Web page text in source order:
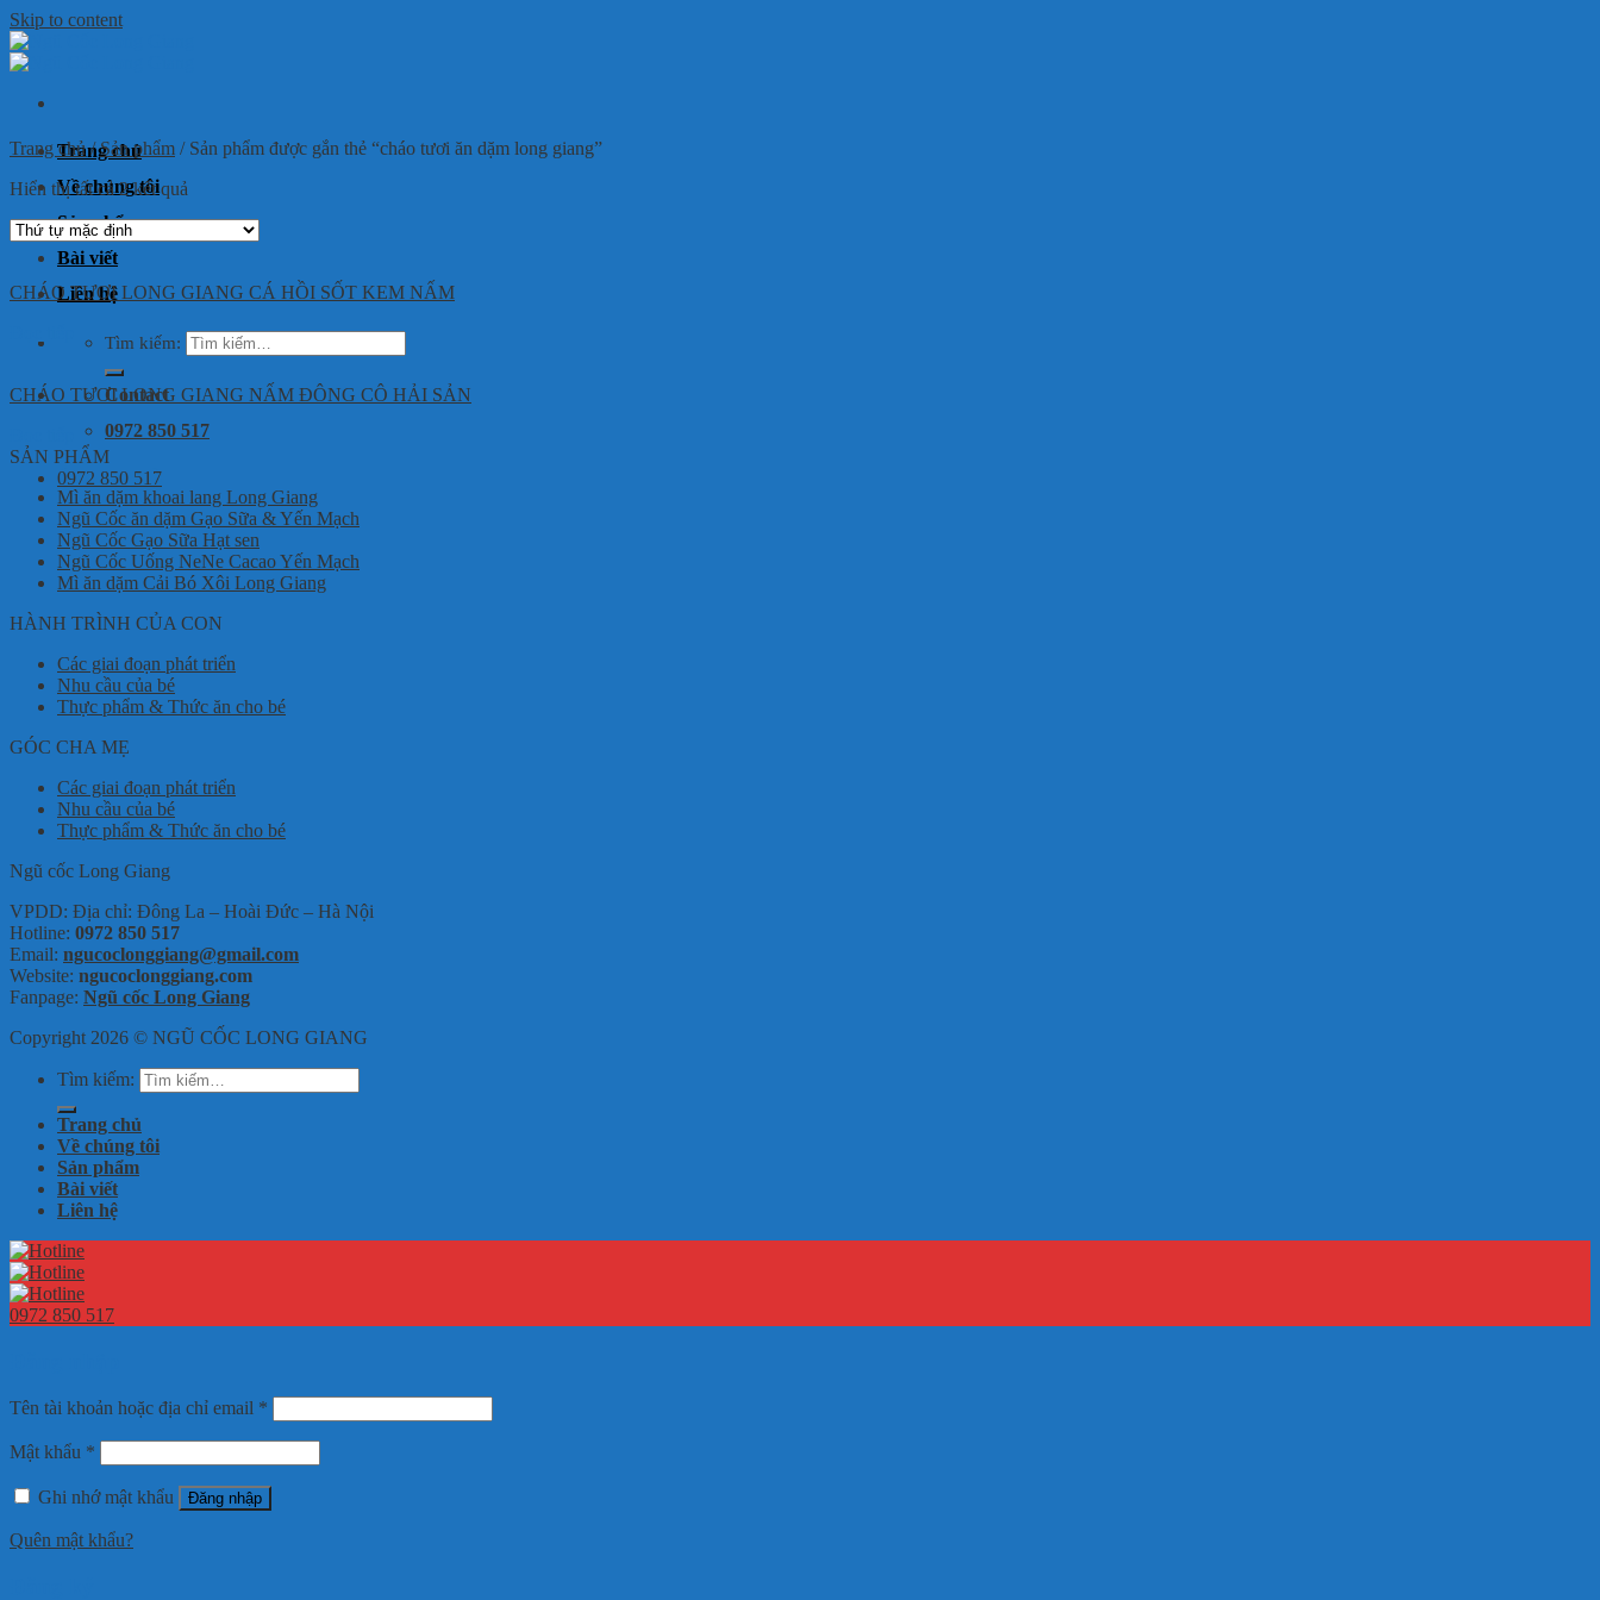
Skip to content
Trang chủ
Về chúng tôi
Sản phẩm
Bài viết
Liên hệ
Tìm kiếm:
Contact
0972 850 517
0972 850 517
Trang chủ / Sản phẩm /Sản phẩm được gắn thẻ “cháo tươi ăn dặm long giang”
Hiển thị tất cả 2 kết quả
CHÁO TƯƠI LONG GIANG CÁ HỒI SỐT KEM NẤM
CHÁO TƯƠI LONG GIANG NẤM ĐÔNG CÔ HẢI SẢN
SẢN PHẨM
Mì ăn dặm khoai lang Long Giang
Ngũ Cốc ăn dặm Gạo Sữa & Yến Mạch
Ngũ Cốc Gạo Sữa Hạt sen
Ngũ Cốc Uống NeNe Cacao Yến Mạch
Mì ăn dặm Cải Bó Xôi Long Giang
HÀNH TRÌNH CỦA CON
Các giai đoạn phát triển
Nhu cầu của bé
Thực phẩm & Thức ăn cho bé
GÓC CHA MẸ
Các giai đoạn phát triển
Nhu cầu của bé
Thực phẩm & Thức ăn cho bé
Ngũ cốc Long Giang
VPDD: Địa chỉ: Đông La – Hoài Đức – Hà Nội
Hotline: 0972 850 517
Email: ngucoclonggiang@gmail.com
Website: ngucoclonggiang.com
Fanpage: Ngũ cốc Long Giang
Copyright 2026 © NGŨ CỐC LONG GIANG
Tìm kiếm:
Trang chủ
Về chúng tôi
Sản phẩm
Bài viết
Liên hệ
0972 850 517
Tên tài khoản hoặc địa chỉ email *
Mật khẩu *
Ghi nhớ mật khẩu Đăng nhập
Quên mật khẩu?